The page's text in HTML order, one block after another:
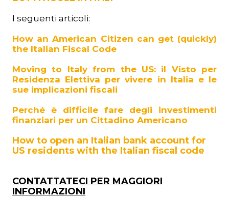
I seguenti articoli:
How an American Citizen can get (quickly)
the Italian Fiscal Code
Moving to Italy from the US: il Visto per
Residenza Elettiva per vivere in Italia e le
sue implicazioni fiscali
Perché è difficile fare degli investimenti
finanziari per un Cittadino Americano
How to open an Italian bank account for
US residents with the Italian fiscal code
CONTATTATECI PER MAGGIORI
INFORMAZIONI